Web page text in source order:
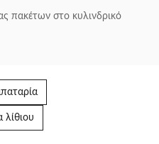
πακέτων στο κυλινδρικό
λίθιου